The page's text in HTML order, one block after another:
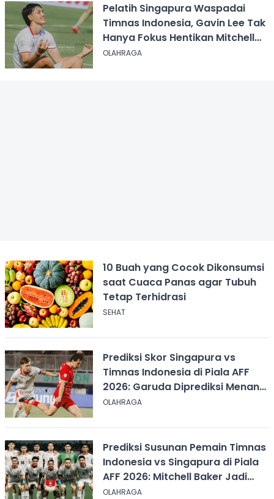
Pelatih Singapura Waspadai
Timnas Indonesia, Gavin Lee Tak
Hanya Fokus Hentikan Mitchell
Baker
OLAHRAGA
10 Buah yang Cocok Dikonsumsi
saat Cuaca Panas agar Tubuh
Tetap Terhidrasi
SEHAT
Prediksi Skor Singapura vs
Timnas Indonesia di Piala AFF
2026: Garuda Diprediksi Menang
Tipis
OLAHRAGA
Prediksi Susunan Pemain Timnas
Indonesia vs Singapura di Piala
AFF 2026: Mitchell Baker Jadi
Andalan Lini Depan
OLAHRAGA